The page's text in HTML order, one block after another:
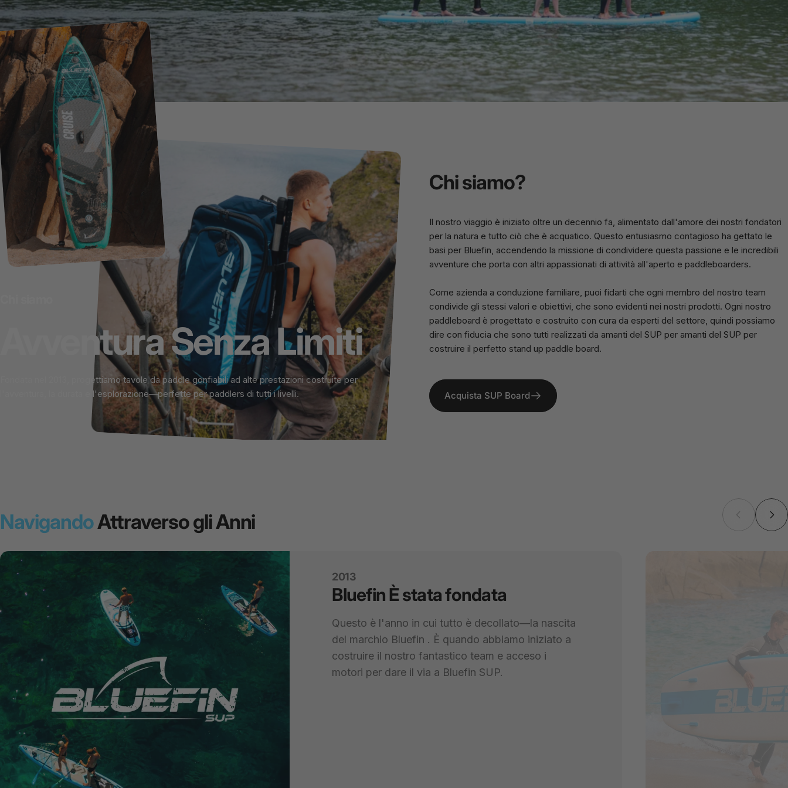
AvventuraSenzaLimiti
Fondata nel 2013, progettiamo tavole da paddle gonfiabili ad alte prestazioni costruite per
l'avventura, la durata e l'esplorazione—perfette per paddlers di tutti i livelli.
Chi siamo?
Il nostro viaggio è iniziato oltre un decennio fa, alimentato dall'amore dei nostri fondatori
per la natura e tutto ciò che è acquatico. Questo entusiasmo contagioso ha gettato le
basi per Bluefin , accendendo la missione di condividere questa passione e le incredibili
avventure che porta con altri appassionati di attività all'aperto e paddleboarders.
Come azienda a conduzione familiare, puoi fidarti che ogni membro del nostro team
condivide gli stessi valori e obiettivi, che sono evidenti nei nostri prodotti. Ogni nostro
paddleboard è progettato e costruito con cura da esperti del settore, quindi possiamo
dire con fiducia che sono tutti realizzati da amanti del SUP per amanti del SUP per
costruire il perfetto stand up paddle board.
Acquista SUP Board
NavigandoAttraverso gli Anni
2013
BluefinÈstatafondata
Questo è l'anno in cui tutto è decollato—la nascita
del marchio Bluefin . È quando abbiamo iniziato a
costruire il nostro fantastico team e acceso i
motori per dare il via a Bluefin SUP.